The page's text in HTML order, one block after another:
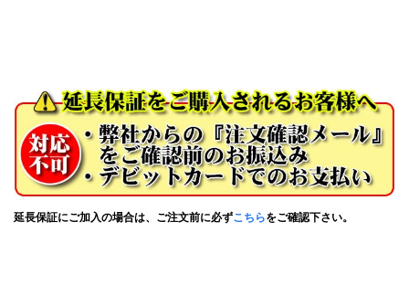
延長保証にご加入の場合は、ご注文前に必ずこちらをご確認下さい。